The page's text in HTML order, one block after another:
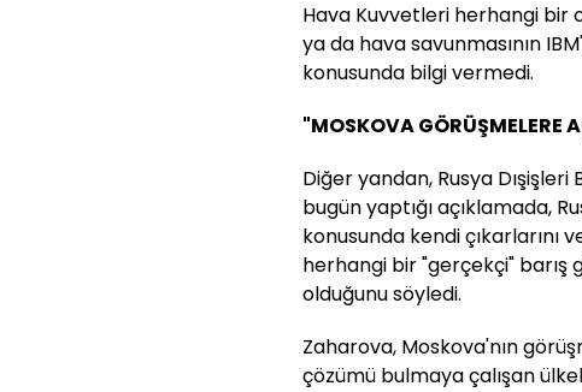
Hava Kuvvetleri herhangi bir
ya da hava savunmasının
konusunda bilgi vermedi.
"MOSKOVA GÖRÜŞMELERE
Diğer yandan, Rusya Dışişleri
bugün yaptığı açıklamada,
konusunda kendi çıkarlarını
herhangi bir "gerçekçi" barış
olduğunu söyledi.
Zaharova, Moskova'nın
çözümü bulmaya çalışan